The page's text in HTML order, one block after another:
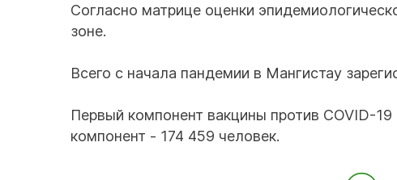
Согласно матрице оценки
зоне.
Всего с начала пандемии в Мангистау
Первый компонент вакцины против COVID-
компонент - 174 459 человек.